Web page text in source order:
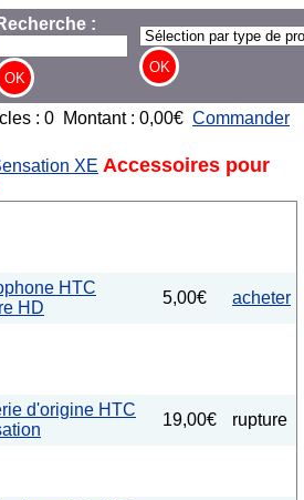
:
: 0 Montant : 0,00€ Commander
XE Accessoires pour
HTC
HD
5,00€ acheter
d'origine HTC
19,00€ rupture